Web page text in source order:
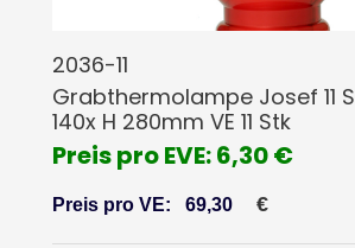
2036-11
Grabthermolampe Josef 11
140x H 280mm VE 11 Stk
Preis pro EVE: 6,30 €
Preis pro VE: 69,30 €